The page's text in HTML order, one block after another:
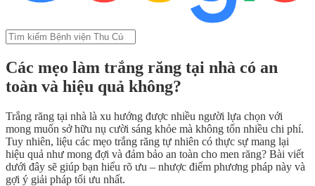
Các mẹo làm trắng răng tại nhà có an
toàn và hiệu quả không?
Trắng răng tại nhà là xu hướng được nhiều người lựa chọn với
mong muốn sở hữu nụ cười sáng khỏe mà không tốn nhiều chi phí.
Tuy nhiên, liệu các mẹo trắng răng tự nhiên có thực sự mang lại
hiệu quả như mong đợi và đảm bảo an toàn cho men răng? Bài viết
dưới đây sẽ giúp bạn hiểu rõ ưu – nhược điểm phương pháp này và
gợi ý giải pháp tối ưu nhất.